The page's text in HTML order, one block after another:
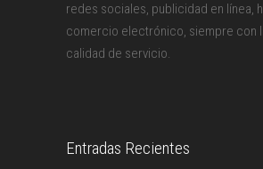
redes sociales, publicidad en línea,
comercio electrónico, siempre con
calidad de servicio.
Entradas Recientes